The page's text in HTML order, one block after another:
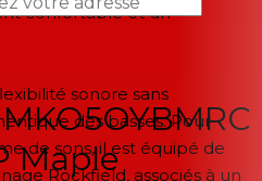
confortable et un
sonore sans
des basses. Pour
de sons, il est équipé de
Rockfield, associés à un
Maple